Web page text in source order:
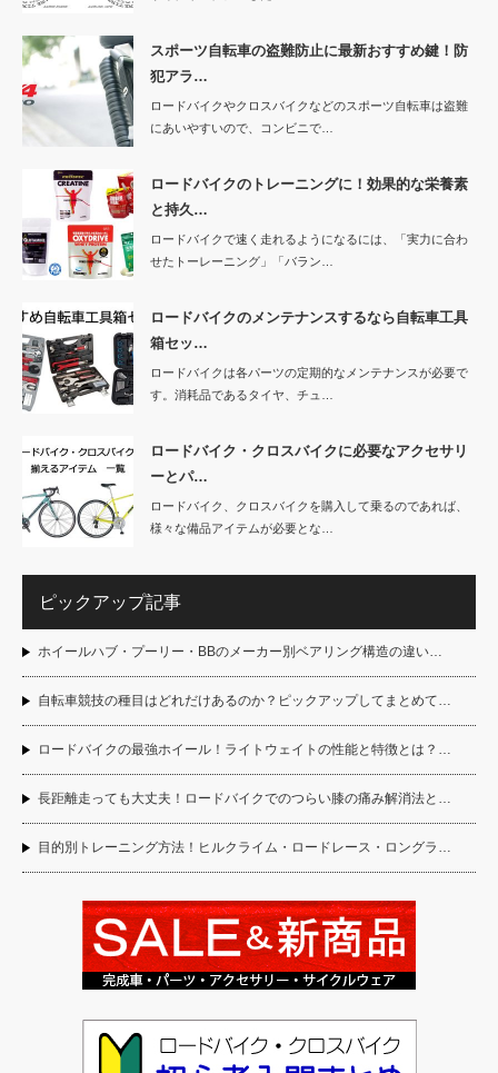
スポーツ自転車の盗難防止に最新おすすめ鍵！防
犯アラ…
ロードバイクやクロスバイクなどのスポーツ自転車は盗難
にあいやすいので、コンビニで…
ロードバイクのトレーニングに！効果的な栄養素
と持久…
ロードバイクで速く走れるようになるには、「実力に合わ
せたトーレーニング」「バラン…
ロードバイクのメンテナンスするなら自転車工具
箱セッ…
ロードバイクは各パーツの定期的なメンテナンスが必要で
す。消耗品であるタイヤ、チュ…
ロードバイク・クロスバイクに必要なアクセサリ
ーとパ…
ロードバイク、クロスバイクを購入して乗るのであれば、
様々な備品アイテムが必要とな…
ピックアップ記事
ホイールハブ・プーリー・BBのメーカー別ベアリング構造の違い…
自転車競技の種目はどれだけあるのか？ピックアップしてまとめて…
ロードバイクの最強ホイール！ライトウェイトの性能と特徴とは？…
長距離走っても大丈夫！ロードバイクでのつらい膝の痛み解消法と…
目的別トレーニング方法！ヒルクライム・ロードレース・ロングラ…